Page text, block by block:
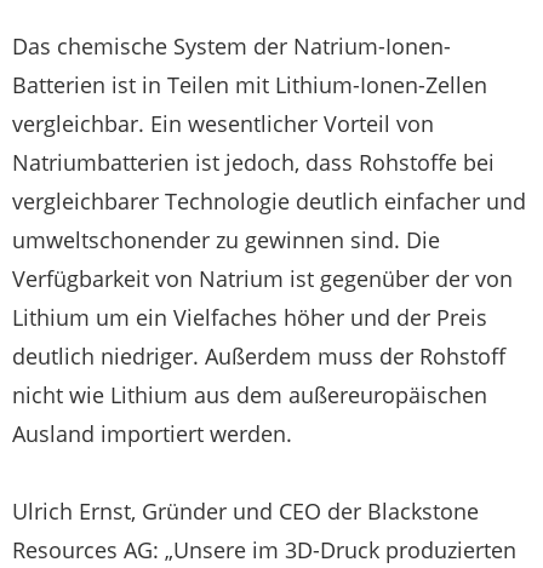
Das chemische System der Natrium-Ionen-
Batterien ist in Teilen mit Lithium-Ionen-Zellen
vergleichbar. Ein wesentlicher Vorteil von
Natriumbatterien ist jedoch, dass Rohstoffe bei
vergleichbarer Technologie deutlich einfacher und
umweltschonender zu gewinnen sind. Die
Verfügbarkeit von Natrium ist gegenüber der von
Lithium um ein Vielfaches höher und der Preis
deutlich niedriger. Außerdem muss der Rohstoff
nicht wie Lithium aus dem außereuropäischen
Ausland importiert werden.
Ulrich Ernst, Gründer und CEO der Blackstone
Resources AG: „Unsere im 3D-Druck produzierten